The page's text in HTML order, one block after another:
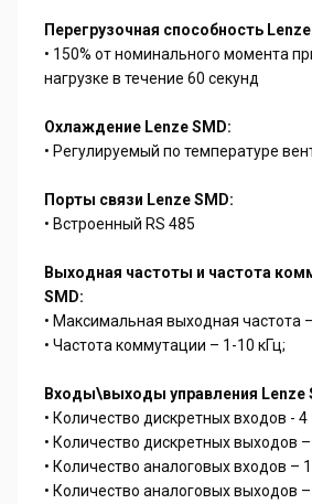
Перегрузочная способность
• 150% от номинального момента
нагрузке в течение 60 секунд
Охлаждение Lenze SMD:
• Регулируемый по температуре
Порты связи Lenze SMD:
• Встроенный RS 485
Выходная частоты и частота
SMD:
• Максимальная выходная частота
• Частота коммутации – 1-10 кГц;
Входы\выходы управления Lenze
• Количество дискретных входов - 4
• Количество дискретных выходов –
• Количество аналоговых входов – 1
• Количество аналоговых выходов –